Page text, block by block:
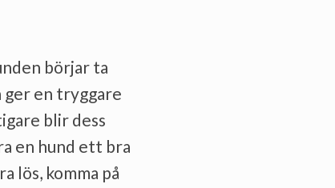
börjar ta
ger en tryggare
blir dess
en hund ett bra
lös, komma på